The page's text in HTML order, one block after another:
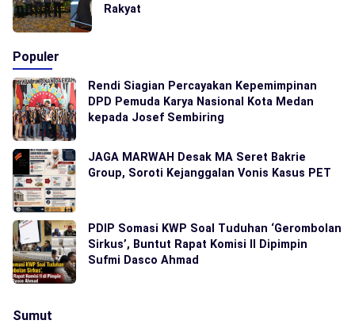
Rakyat
Populer
Rendi Siagian Percayakan Kepemimpinan
DPD Pemuda Karya Nasional Kota Medan
kepada Josef Sembiring
JAGA MARWAH Desak MA Seret Bakrie
Group, Soroti Kejanggalan Vonis Kasus PET
PDIP Somasi KWP Soal Tuduhan ‘Gerombolan
Sirkus’, Buntut Rapat Komisi II Dipimpin
Sufmi Dasco Ahmad
Sumut